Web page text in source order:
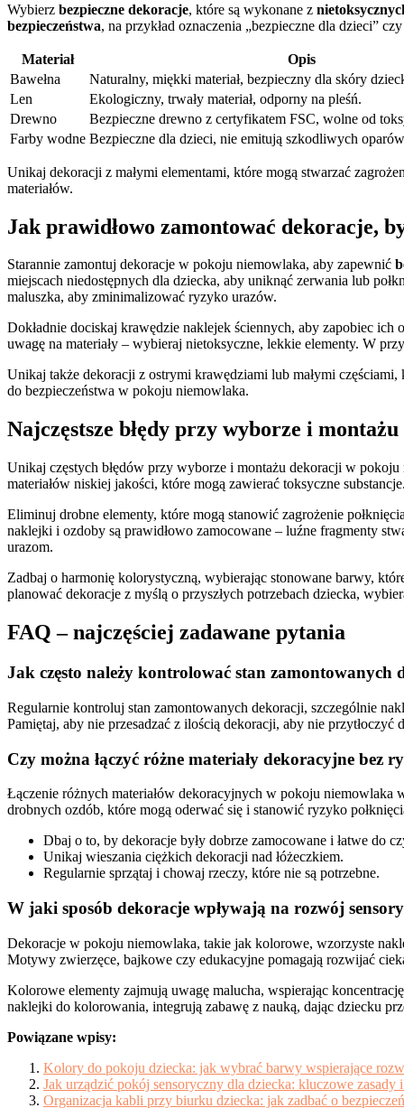
Wybierz bezpieczne dekoracje, które są wykonane z
bezpieczeństwa, na przykład oznaczenia „bezpieczne dla dzieci”
Materiał Opis
Bawełna
Naturalny, miękki materiał, bezpieczny dla skóry
Len
Ekologiczny, trwały materiał, odporny na pleśń.
Drewno
Bezpieczne drewno z certyfikatem FSC, wolne od
Farby wodne Bezpieczne dla dzieci, nie emitują szkodliwych
Unikaj dekoracji z małymi elementami, które mogą stwarzać
materiałów.
Jak prawidłowo zamontować dekoracje,
Starannie zamontuj dekoracje w pokoju niemowlaka, aby zapewnić
miejscach niedostępnych dla dziecka, aby uniknąć zerwania lub
maluszka, aby zminimalizować ryzyko urazów.
Dokładnie dociskaj krawędzie naklejek ściennych, aby zapobiec
uwagę na materiały – wybieraj nietoksyczne, lekkie elementy. W
Unikaj także dekoracji z ostrymi krawędziami lub małymi
do bezpieczeństwa w pokoju niemowlaka.
Najczęstsze błędy przy wyborze i
Unikaj częstych błędów przy wyborze i montażu dekoracji w
materiałów niskiej jakości, które mogą zawierać toksyczne
Eliminuj drobne elementy, które mogą stanowić zagrożenie
naklejki i ozdoby są prawidłowo zamocowane – luźne fragmenty
urazom.
Zadbaj o harmonię kolorystyczną, wybierając stonowane barwy,
planować dekoracje z myślą o przyszłych potrzebach dziecka,
FAQ – najczęściej zadawane pytania
Jak często należy kontrolować stan
Regularnie kontroluj stan zamontowanych dekoracji, szczególnie
Pamiętaj, aby nie przesadzać z ilością dekoracji, aby nie przytłoczyć
Czy można łączyć różne materiały dekoracyjne bez
Łączenie różnych materiałów dekoracyjnych w pokoju
drobnych ozdób, które mogą oderwać się i stanowić ryzyko
Dbaj o to, by dekoracje były dobrze zamocowane i łatwe do
Unikaj wieszania ciężkich dekoracji nad łóżeczkiem.
Regularnie sprzątaj i chowaj rzeczy, które nie są potrzebne.
W jaki sposób dekoracje wpływają na rozwój
Dekoracje w pokoju niemowlaka, takie jak kolorowe, wzorzyste
Motywy zwierzęce, bajkowe czy edukacyjne pomagają rozwijać
Kolorowe elementy zajmują uwagę malucha, wspierając
naklejki do kolorowania, integrują zabawę z nauką, dając dziecku
Powiązane wpisy:
Kolory do pokoju dziecka: jak wybrać barwy wspierające
Jak urządzić pokój sensoryczny dla dziecka: kluczowe
Organizacja kabli przy biurku dziecka: jak zadbać o